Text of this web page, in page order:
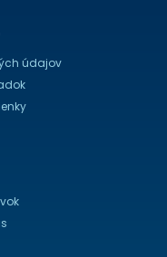
údajov